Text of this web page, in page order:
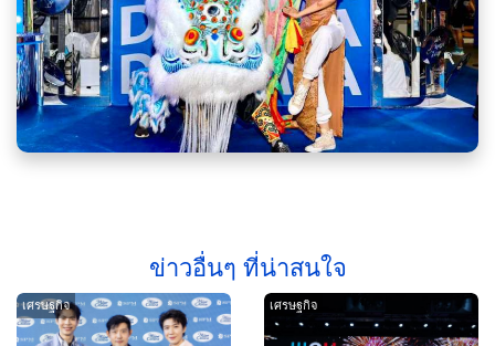
ข่าวอื่นๆ ที่น่าสนใจ
เศรษฐกิจ เศรษฐกิจ